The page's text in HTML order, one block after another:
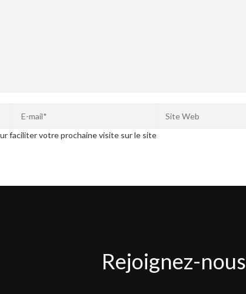
faciliter votre prochaine visite sur le site
nous
Rejoignez-nous